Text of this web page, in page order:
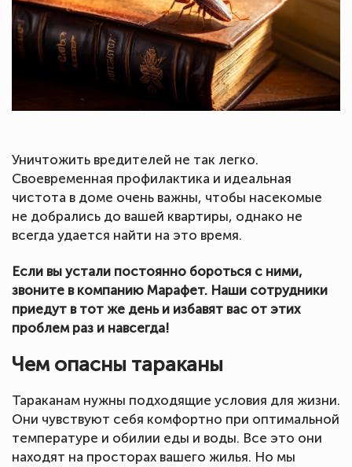
Уничтожить вредителей не так легко.
Своевременная профилактика и идеальная
чистота в доме очень важны, чтобы насекомые
не добрались до вашей квартиры, однако не
всегда удается найти на это время.
Если вы устали постоянно бороться с ними,
звоните в компанию Марафет. Наши сотрудники
приедут в тот же день и избавят вас от этих
проблем раз и навсегда!
Чем опасны тараканы
Тараканам нужны подходящие условия для жизни.
Они чувствуют себя комфортно при оптимальной
температуре и обилии еды и воды. Все это они
находят на просторах вашего жилья. Но мы